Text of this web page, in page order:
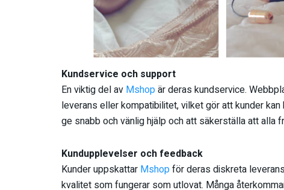
Kundservice och support
En viktig del av Mshopär deras kundservice.
leverans eller kompatibilitet, vilket gör att kunder
ge snabb och vänlig hjälp och att säkerställa att
Kundupplevelser och feedback
Kunder uppskattar Mshopför deras diskreta
kvalitet som fungerar som utlovat. Många